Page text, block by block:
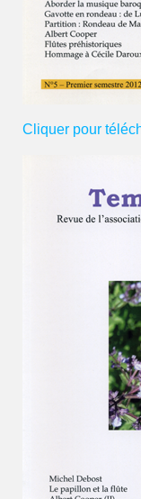
Cliquer pour